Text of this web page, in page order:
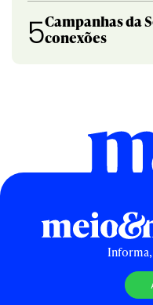
5Campanhas da
conexões